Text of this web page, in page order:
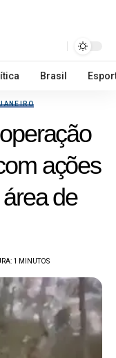
Brasil
ações
de
1 MINUTOS